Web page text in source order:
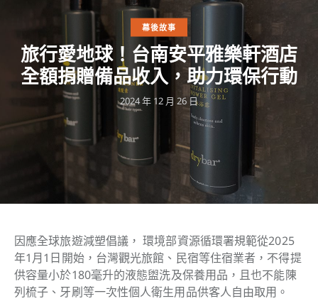
幕後故事
旅行愛地球！台南安平雅樂軒酒店
全額捐贈備品收入，助力環保行動
2024 年 12 月 26 日
因應全球旅遊減塑倡議， 環境部資源循環署規範從2025
年1月1日開始，台灣觀光旅館、民宿等住宿業者，不得提
供容量小於180毫升的液態盥洗及保養用品，且也不能陳
列梳子、牙刷等一次性個人衛生用品供客人自由取用。